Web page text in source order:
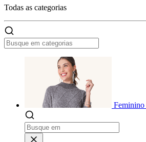
Todas as categorias
Feminino